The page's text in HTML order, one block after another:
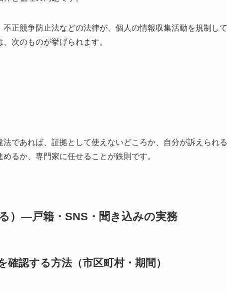
正競争防止法などの法律が、個人の情報収集活動を規制して
、次のものが挙げられます。
であれば、証拠として使えないどころか、自分が訴えられる
るか、専門家に任せることが鉄則です。
）—戸籍・SNS・聞き込みの実務
認する方法（市区町村・期間）